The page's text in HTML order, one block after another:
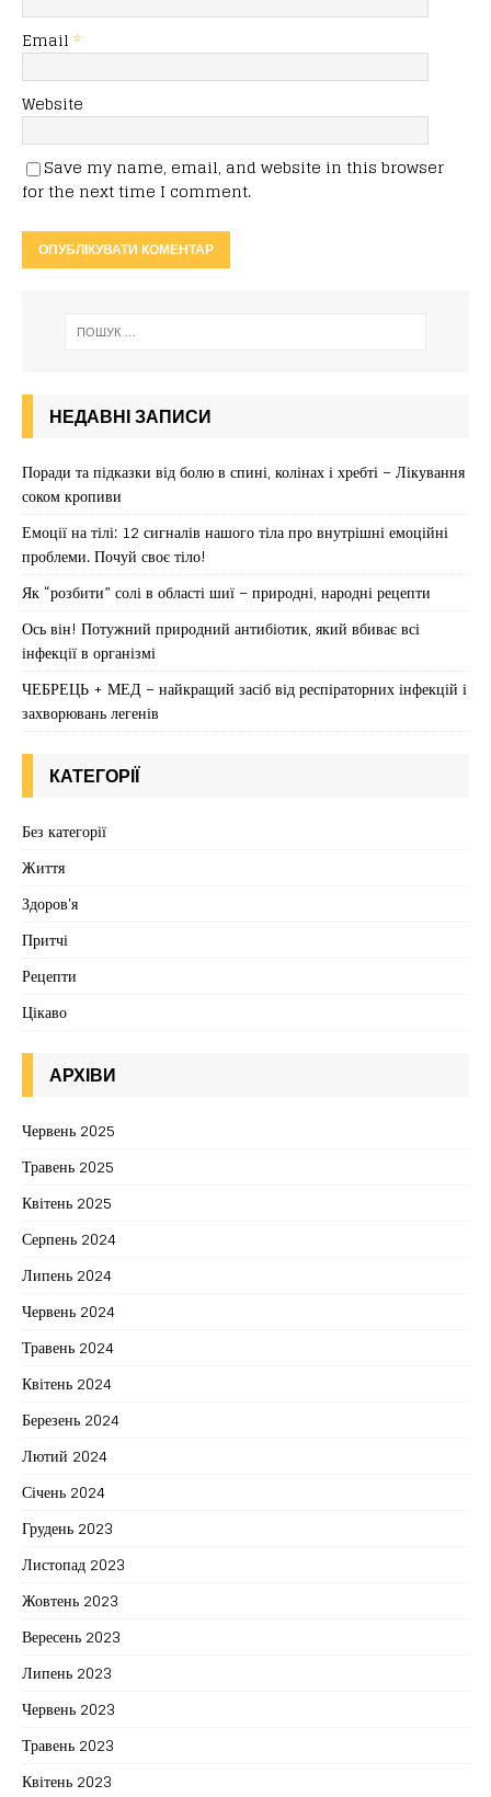
Email *
Website
Save my name, email, and website in this browser
for the next time I comment.
НЕДАВНІ ЗАПИСИ
Поради та підказки від болю в спині, колінах і хребті – Лікування
соком кропиви
Емоції на тілі: 12 сигналів нашого тіла про внутрішні емоційні
проблеми. Почуй своє тіло!
Як “розбити” солі в області шиї – природні, народні рецепти
Ось він! Потужний природний антибіотик, який вбиває всі
інфекції в організмі
ЧЕБРЕЦЬ + МЕД – найкращий засіб від респіраторних інфекцій і
захворювань легенів
КАТЕГОРІЇ
Без категорії
Життя
Здоров'я
Притчі
Рецепти
Цікаво
АРХІВИ
Червень 2025
Травень 2025
Квітень 2025
Серпень 2024
Липень 2024
Червень 2024
Травень 2024
Квітень 2024
Березень 2024
Лютий 2024
Січень 2024
Грудень 2023
Листопад 2023
Жовтень 2023
Вересень 2023
Липень 2023
Червень 2023
Травень 2023
Квітень 2023